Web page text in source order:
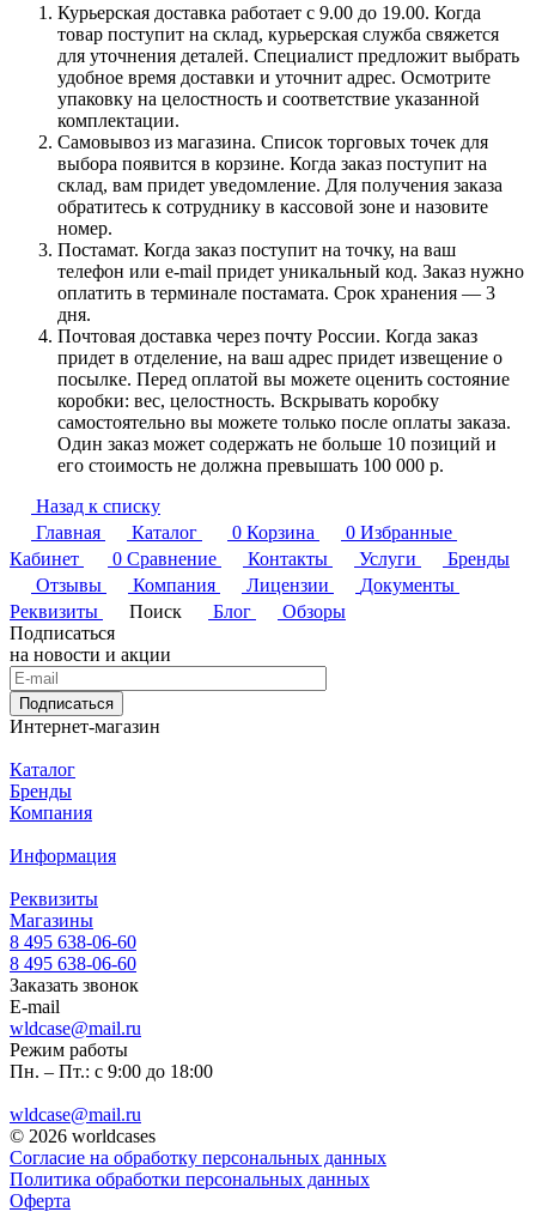
Курьерская доставка работает с 9.00 до 19.00. Когда
товар поступит на склад, курьерская служба свяжется
для уточнения деталей. Специалист предложит выбрать
удобное время доставки и уточнит адрес. Осмотрите
упаковку на целостность и соответствие указанной
комплектации.
Самовывоз из магазина. Список торговых точек для
выбора появится в корзине. Когда заказ поступит на
склад, вам придет уведомление. Для получения заказа
обратитесь к сотруднику в кассовой зоне и назовите
номер.
Постамат. Когда заказ поступит на точку, на ваш
телефон или e-mail придет уникальный код. Заказ нужно
оплатить в терминале постамата. Срок хранения — 3
дня.
Почтовая доставка через почту России. Когда заказ
придет в отделение, на ваш адрес придет извещение о
посылке. Перед оплатой вы можете оценить состояние
коробки: вес, целостность. Вскрывать коробку
самостоятельно вы можете только после оплаты заказа.
Один заказ может содержать не больше 10 позиций и
его стоимость не должна превышать 100 000 р.
Назад к списку
Главная
Каталог 0 Корзина 0 Избранные
Кабинет
0 Сравнение Контакты Услуги
Бренды
Отзывы
Компания Лицензии
Документы
Реквизиты
Поиск Блог
Обзоры
Подписаться
на новости и акции
Подписаться
Интернет-магазин
Каталог
Бренды
Компания
Информация
Реквизиты
Магазины
8 495 638-06-60
8 495 638-06-60
Заказать звонок
E-mail
wldcase@mail.ru
Режим работы
Пн. – Пт.: с 9:00 до 18:00
wldcase@mail.ru
© 2026 worldcases
Согласие на обработку персональных данных
Политика обработки персональных данных
Оферта